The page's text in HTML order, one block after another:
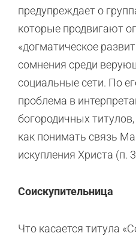
предупреждает о
которые продвигают
«догматическое
сомнения среди
социальные сети. По
проблема в
богородичных
как понимать связь
искупления Христа (п.
Соискупительница
Что касается титула